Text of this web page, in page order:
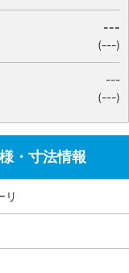
---
(---)
---
(---)
・寸法情報
リ